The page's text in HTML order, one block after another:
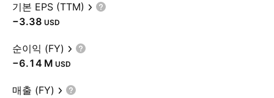
기본 EPS (TTM)
−3.38 USD
순이익 (FY)
‪−6.14 M‬ USD
매출 (FY)